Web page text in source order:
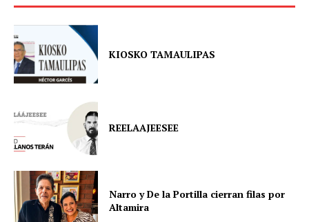
KIOSKO TAMAULIPAS
REELAAJEESEE
Narro y De la Portilla cierran filas por
Altamira